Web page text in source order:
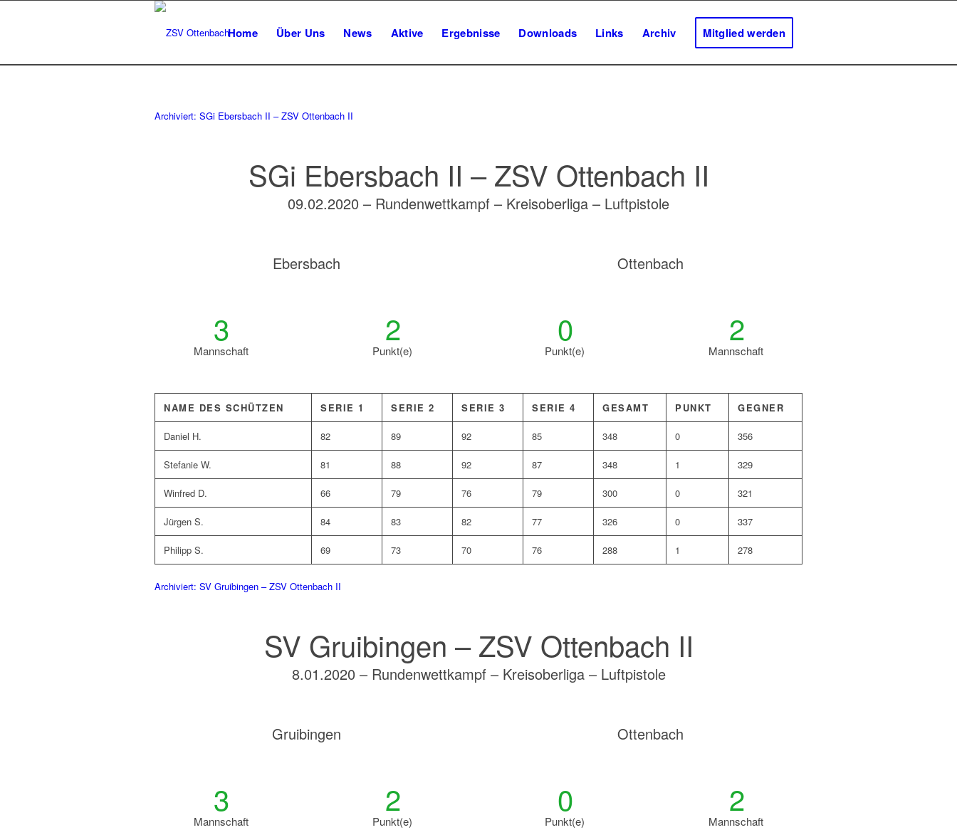
Home Über Uns News Aktive Ergebnisse Downloads Links Archiv Mitglied werden
Archiviert: SGi Ebersbach II – ZSV Ottenbach II
SGi Ebersbach II – ZSV Ottenbach II
09.02.2020 – Rundenwettkampf – Kreisoberliga – Luftpistole
Ebersbach Ottenbach
3
Mannschaft
2
Punkt(e)
0
Punkt(e)
2
Mannschaft
NAME DES SCHÜTZEN SERIE 1 SERIE 2 SERIE 3 SERIE 4 GESAMT PUNKT GEGNER
Daniel H. 82 89 92 85 348 0 356
Stefanie W. 81 88 92 87 348 1 329
Winfred D. 66 79 76 79 300 0 321
Jürgen S. 84 83 82 77 326 0 337
Philipp S. 69 73 70 76 288 1 278
Archiviert: SV Gruibingen – ZSV Ottenbach II
SV Gruibingen – ZSV Ottenbach II
8.01.2020 – Rundenwettkampf – Kreisoberliga – Luftpistole
Gruibingen Ottenbach
3
Mannschaft
2
Punkt(e)
0
Punkt(e)
2
Mannschaft